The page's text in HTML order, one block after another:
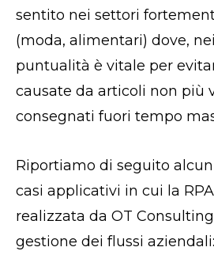
sentito nei settori
(moda, alimentari) dove,
puntualità è vitale per
causate da articoli non più
consegnati fuori tempo
Riportiamo di seguito
casi applicativi in cui la
realizzata da OT
gestione dei flussi aziendali: